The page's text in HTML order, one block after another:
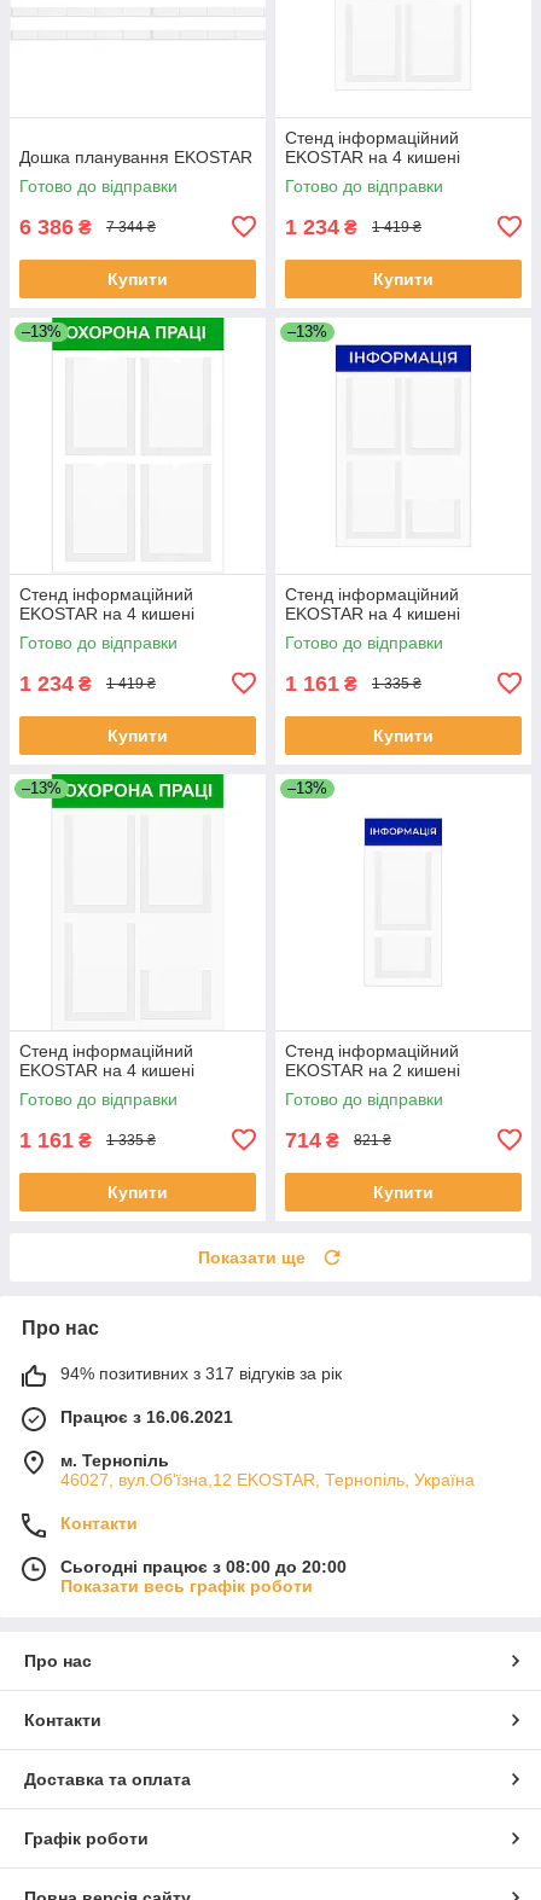
Дошка планування EKOSTAR
Готово до відправки
6 386 ₴ 7 344 ₴
Купити
Стенд інформаційний
EKOSTAR на 4 кишені
Готово до відправки
1 234 ₴ 1 419 ₴
Купити
–13%
Стенд інформаційний
EKOSTAR на 4 кишені
Готово до відправки
1 234 ₴ 1 419 ₴
Купити
–13%
Стенд інформаційний
EKOSTAR на 4 кишені
Готово до відправки
1 161 ₴ 1 335 ₴
Купити
–13%
Стенд інформаційний
EKOSTAR на 4 кишені
Готово до відправки
1 161 ₴ 1 335 ₴
Купити
–13%
Стенд інформаційний
EKOSTAR на 2 кишені
Готово до відправки
714 ₴ 821 ₴
Купити
Показати ще
Про нас
94% позитивних з 317 відгуків за рік
Працює з 16.06.2021
м. Тернопіль
46027, вул.Об'їзна,12 EKOSTAR, Тернопіль, Україна
Контакти
Сьогодні працює з 08:00 до 20:00
Показати весь графік роботи
Про нас
Контакти
Доставка та оплата
Графік роботи